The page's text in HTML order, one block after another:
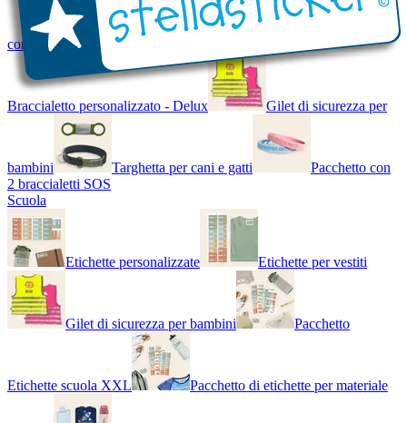
con Nome - Luminoso
Braccialetto personalizzato - Delux Gilet di sicurezza per
bambini Targhetta per cani e gatti
Pacchetto con
2 braccialetti SOS
Scuola
Etichette personalizzate Etichette per vestiti
Gilet di sicurezza per bambini Pacchetto
Etichette scuola XXL Pacchetto di etichette per materiale